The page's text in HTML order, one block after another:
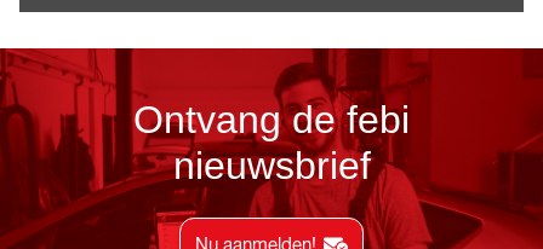
Ontvang de febi
nieuwsbrief
Nu aanmelden!